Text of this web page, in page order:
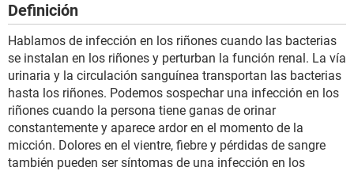
SEXUALIDAD
GLOSARIO
Definición
Hablamos de infección en los riñones cuando las bacterias
se instalan en los riñones y perturban la función renal. La vía
urinaria y la circulación sanguínea transportan las bacterias
hasta los riñones. Podemos sospechar una infección en los
riñones cuando la persona tiene ganas de orinar
constantemente y aparece ardor en el momento de la
micción. Dolores en el vientre, fiebre y pérdidas de sangre
también pueden ser síntomas de una infección en los